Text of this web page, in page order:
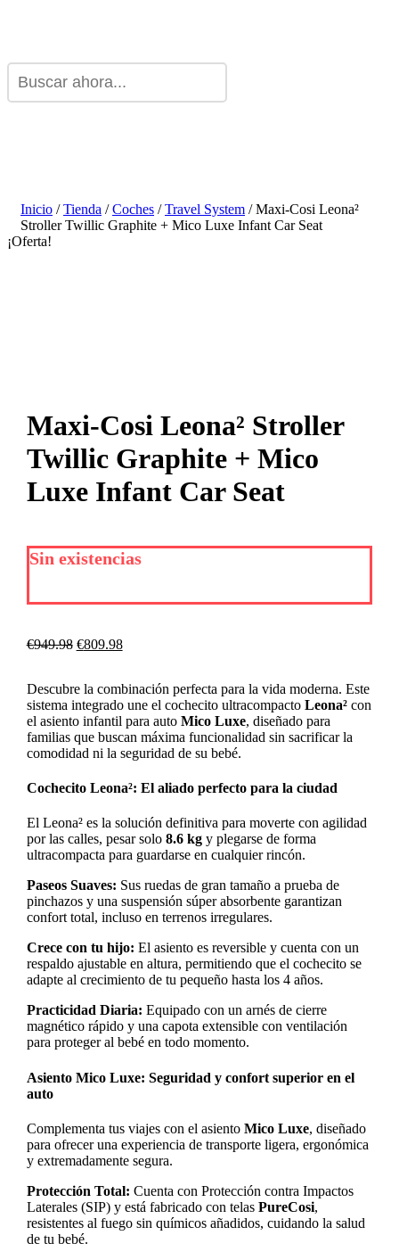
Inicio /Tienda /Coches /Travel System / Maxi-Cosi Leona²
Stroller Twillic Graphite + Mico Luxe Infant Car Seat
¡Oferta!
Maxi-Cosi Leona² Stroller
Twillic Graphite + Mico
Luxe Infant Car Seat
€949.98 €809.98
Descubre la combinación perfecta para la vida moderna. Este
sistema integrado une el cochecito ultracompacto Leona²con
el asiento infantil para auto Mico Luxe, diseñado para
familias que buscan máxima funcionalidad sin sacrificar la
comodidad ni la seguridad de su bebé.
Cochecito Leona²: El aliado perfecto para la ciudad
El Leona² es la solución definitiva para moverte con agilidad
por las calles, pesar solo 8.6 kgy plegarse de forma
ultracompacta para guardarse en cualquier rincón.
Paseos Suaves: Sus ruedas de gran tamaño a prueba de
pinchazos y una suspensión súper absorbente garantizan
confort total, incluso en terrenos irregulares.
Crece con tu hijo: El asiento es reversible y cuenta con un
respaldo ajustable en altura, permitiendo que el cochecito se
adapte al crecimiento de tu pequeño hasta los 4 años.
Practicidad Diaria: Equipado con un arnés de cierre
magnético rápido y una capota extensible con ventilación
para proteger al bebé en todo momento.
Asiento Mico Luxe: Seguridad y confort superior en el
auto
Complementa tus viajes con el asiento Mico Luxe, diseñado
para ofrecer una experiencia de transporte ligera, ergonómica
y extremadamente segura.
Protección Total: Cuenta con Protección contra Impactos
Laterales (SIP) y está fabricado con telas PureCosi,
resistentes al fuego sin químicos añadidos, cuidando la salud
de tu bebé.
Sin existencias